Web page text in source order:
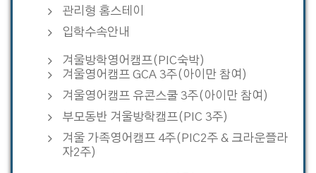
관리형 홈스테이
입학수속안내
겨울방학영어캠프(PIC숙박)
겨울영어캠프 GCA 3주(아이만 참여)
겨울영어캠프 유콘스쿨 3주(아이만 참여)
부모동반 겨울방학캠프(PIC 3주)
겨울 가족영어캠프 4주(PIC2주 & 크라운플라
자2주)